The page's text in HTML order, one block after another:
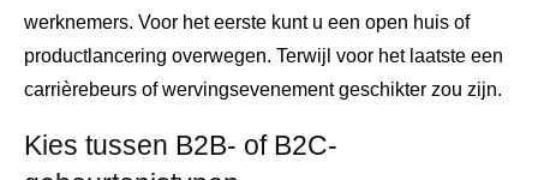
werknemers. Voor het eerste kunt u een open huis of
productlancering overwegen. Terwijl voor het laatste een
carrièrebeurs of wervingsevenement geschikter zou zijn.
Kies tussen B2B- of B2C-